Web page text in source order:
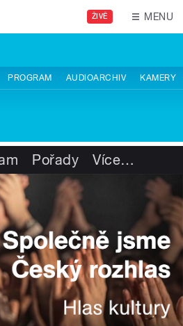
ŽIVĚ MENU
PROGRAM AUDIOARCHIV KAMERY
Pořady Více…